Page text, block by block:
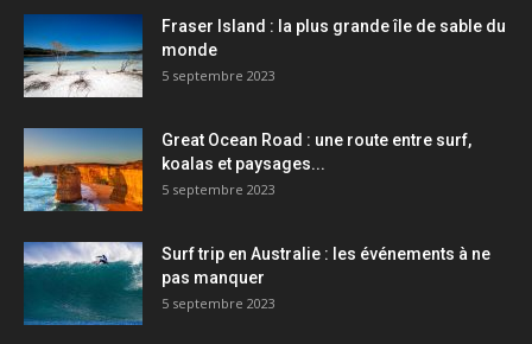
Fraser Island : la plus grande île de sable du
monde
5 septembre 2023
Great Ocean Road : une route entre surf,
koalas et paysages...
5 septembre 2023
Surf trip en Australie : les événements à ne
pas manquer
5 septembre 2023